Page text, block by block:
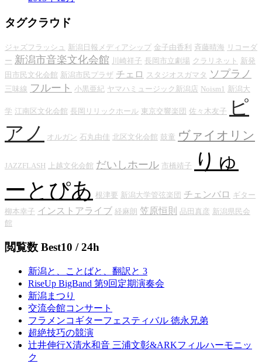
タグクラウド
ジャズフラッシュ 新潟日報メディアシップ 金子由香利 斉藤晴海 リコーダ
ー 新潟市音楽文化会館 川崎祥子 長岡市立劇場 クラリネット 新発
田市民文化会館 新潟市民プラザ チェロ スタジオスガマタ ソプラノ
三味線 フルート 小黒亜紀 ヤマハミュージック新潟店 Noism1 新潟大
学 江南区文化会館 長岡リリックホール 東京交響楽団 佐々木友子
ピ
アノ
オルガン 石丸由佳 北区文化会館 鼓童 ヴァイオリン
JAZZFLASH 上越文化会館 だいしホール 市橋靖子
りゅ
ーとぴあ 根津要 新潟大学管弦楽団 チェンバロ ギター
柳本幸子 インストアライブ 経麻朗 笠原恒則 品田真彦 新潟県民会
館
閲覧数 Best10 / 24h
新潟と、ことばと、翻訳と 3
RiseUp BigBand 第9回定期演奏会
新潟まつり
交流会館コンサート
フラメンコギターフェスティバル 徳永兄弟
超絶技巧の競演
辻井伸行X清水和音 三浦文彰&ARKフィルハーモニッ
ク